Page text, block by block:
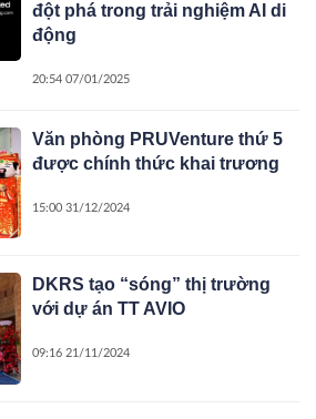
đột phá trong trải nghiệm AI di
động
20:54 07/01/2025
Văn phòng PRUVenture thứ 5
được chính thức khai trương
15:00 31/12/2024
DKRS tạo “sóng” thị trường
với dự án TT AVIO
09:16 21/11/2024